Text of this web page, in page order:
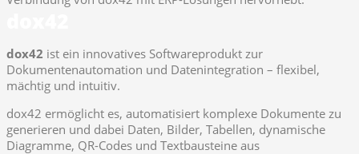
dox42 ist ein innovatives Softwareprodukt zur
Dokumentenautomation und Datenintegration – flexibel,
mächtig und intuitiv.
dox42 ermöglicht es, automatisiert komplexe Dokumente zu
generieren und dabei Daten, Bilder, Tabellen, dynamische
Diagramme, QR-Codes und Textbausteine aus